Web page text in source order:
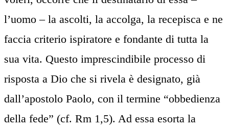
l’uomo – la ascolti, la accolga, la recepisca e ne
faccia criterio ispiratore e fondante di tutta la
sua vita. Questo imprescindibile processo di
risposta a Dio che si rivela è designato, già
dall’apostolo Paolo, con il termine “obbedienza
della fede” (cf. Rm 1,5). Ad essa esorta la